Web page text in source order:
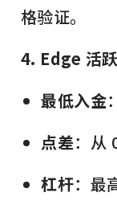
格验证。
4. Edge 活
最低入金
点差：从
杠杆：最